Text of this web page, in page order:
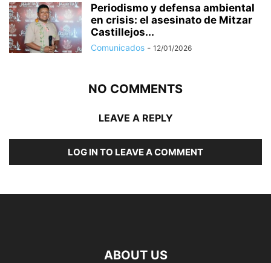
Periodismo y defensa ambiental
en crisis: el asesinato de Mitzar
Castillejos...
Comunicados - 12/01/2026
NO COMMENTS
LEAVE A REPLY
LOG IN TO LEAVE A COMMENT
ABOUT US